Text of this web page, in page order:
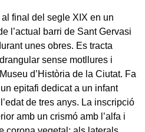
final del segle XIX en un
l’actual barri de Sant Gervasi
unes obres. Es tracta
sense motllures i
d’Història de la Ciutat. Fa
epitafi dedicat a un infant
de tres anys. La inscripció
amb un crismó amb l’alfa i